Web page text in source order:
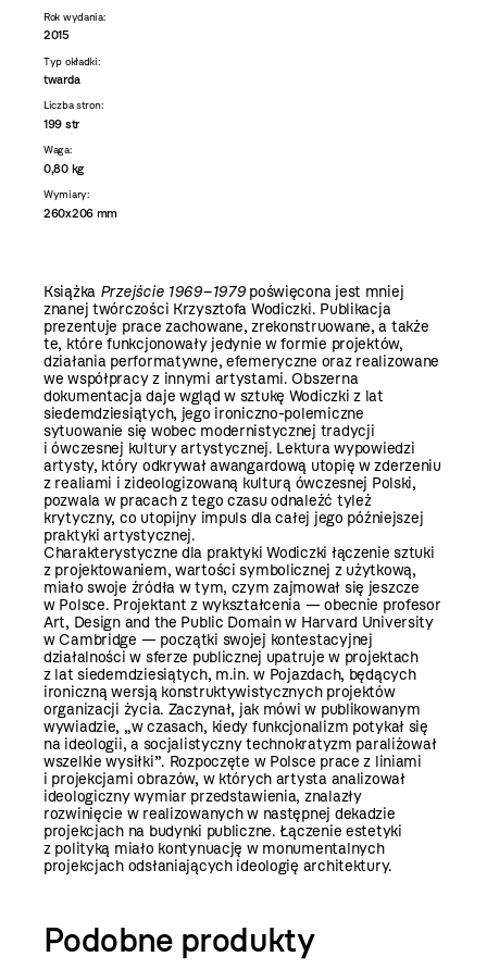
Rok wydania:
2015
Typ okładki:
twarda
Liczba stron:
199 str
Waga:
0,80 kg
Wymiary:
260x206 mm
Książka Przejście 1969–1979poświęcona jest mniej
znanej twórczości Krzysztofa Wodiczki. Publikacja
prezentuje prace zachowane, zrekonstruowane, a także
te, które funkcjonowały jedynie w formie projektów,
działania performatywne, efemeryczne oraz realizowane
we współpracy z innymi artystami. Obszerna
dokumentacja daje wgląd w sztukę Wodiczki z lat
siedemdziesiątych, jego ironiczno-polemiczne
sytuowanie się wobec modernistycznej tradycji
i ówczesnej kultury artystycznej. Lektura wypowiedzi
artysty, który odkrywał awangardową utopię w zderzeniu
z realiami i zideologizowaną kulturą ówczesnej Polski,
pozwala w pracach z tego czasu odnaleźć tyleż
krytyczny, co utopijny impuls dla całej jego późniejszej
praktyki artystycznej.
Charakterystyczne dla praktyki Wodiczki łączenie sztuki
z projektowaniem, wartości symbolicznej z użytkową,
miało swoje źródła w tym, czym zajmował się jeszcze
w Polsce. Projektant z wykształcenia — obecnie profesor
Art, Design and the Public Domain w Harvard University
w Cambridge — początki swojej kontestacyjnej
działalności w sferze publicznej upatruje w projektach
z lat siedemdziesiątych, m.in. w Pojazdach, będących
ironiczną wersją konstruktywistycznych projektów
organizacji życia. Zaczynał, jak mówi w publikowanym
wywiadzie, „w czasach, kiedy funkcjonalizm potykał się
na ideologii, a socjalistyczny technokratyzm paraliżował
wszelkie wysiłki”. Rozpoczęte w Polsce prace z liniami
i projekcjami obrazów, w których artysta analizował
ideologiczny wymiar przedstawienia, znalazły
rozwinięcie w realizowanych w następnej dekadzie
projekcjach na budynki publiczne. Łączenie estetyki
z polityką miało kontynuację w monumentalnych
projekcjach odsłaniających ideologię architektury.
Podobne produkty